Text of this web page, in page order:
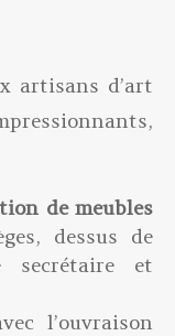
artisans d’art
de meubles
dessus de
secrétaire et
l’ouvraison